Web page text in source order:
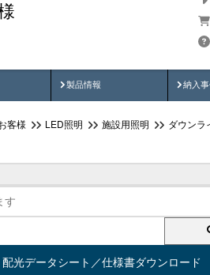
製品情報
製品動画 納入
納
客様 LED照明 施設用照明 ダウンラ
光データシート／仕様書ダウンロード